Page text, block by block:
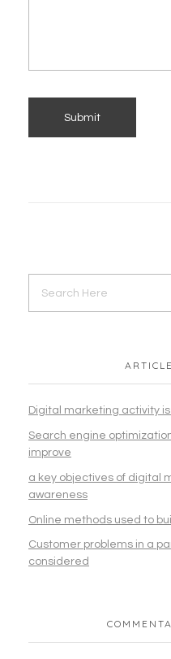
Digital marketing activity
Search engine
improve
a key objectives of digital
awareness
Online methods used to
Customer problems in a
considered